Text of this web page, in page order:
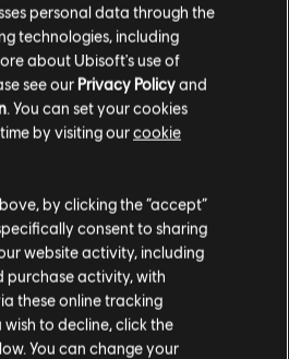
& ARCHI
personal data through the
technologies, including
about Ubisoft's use of
see our Privacy Policyand
. You can set your cookies
by visiting ourcookie
by clicking the “accept”
consent to sharing
website activity, including
purchase activity, with
these online tracking
to decline, click the
You can change your